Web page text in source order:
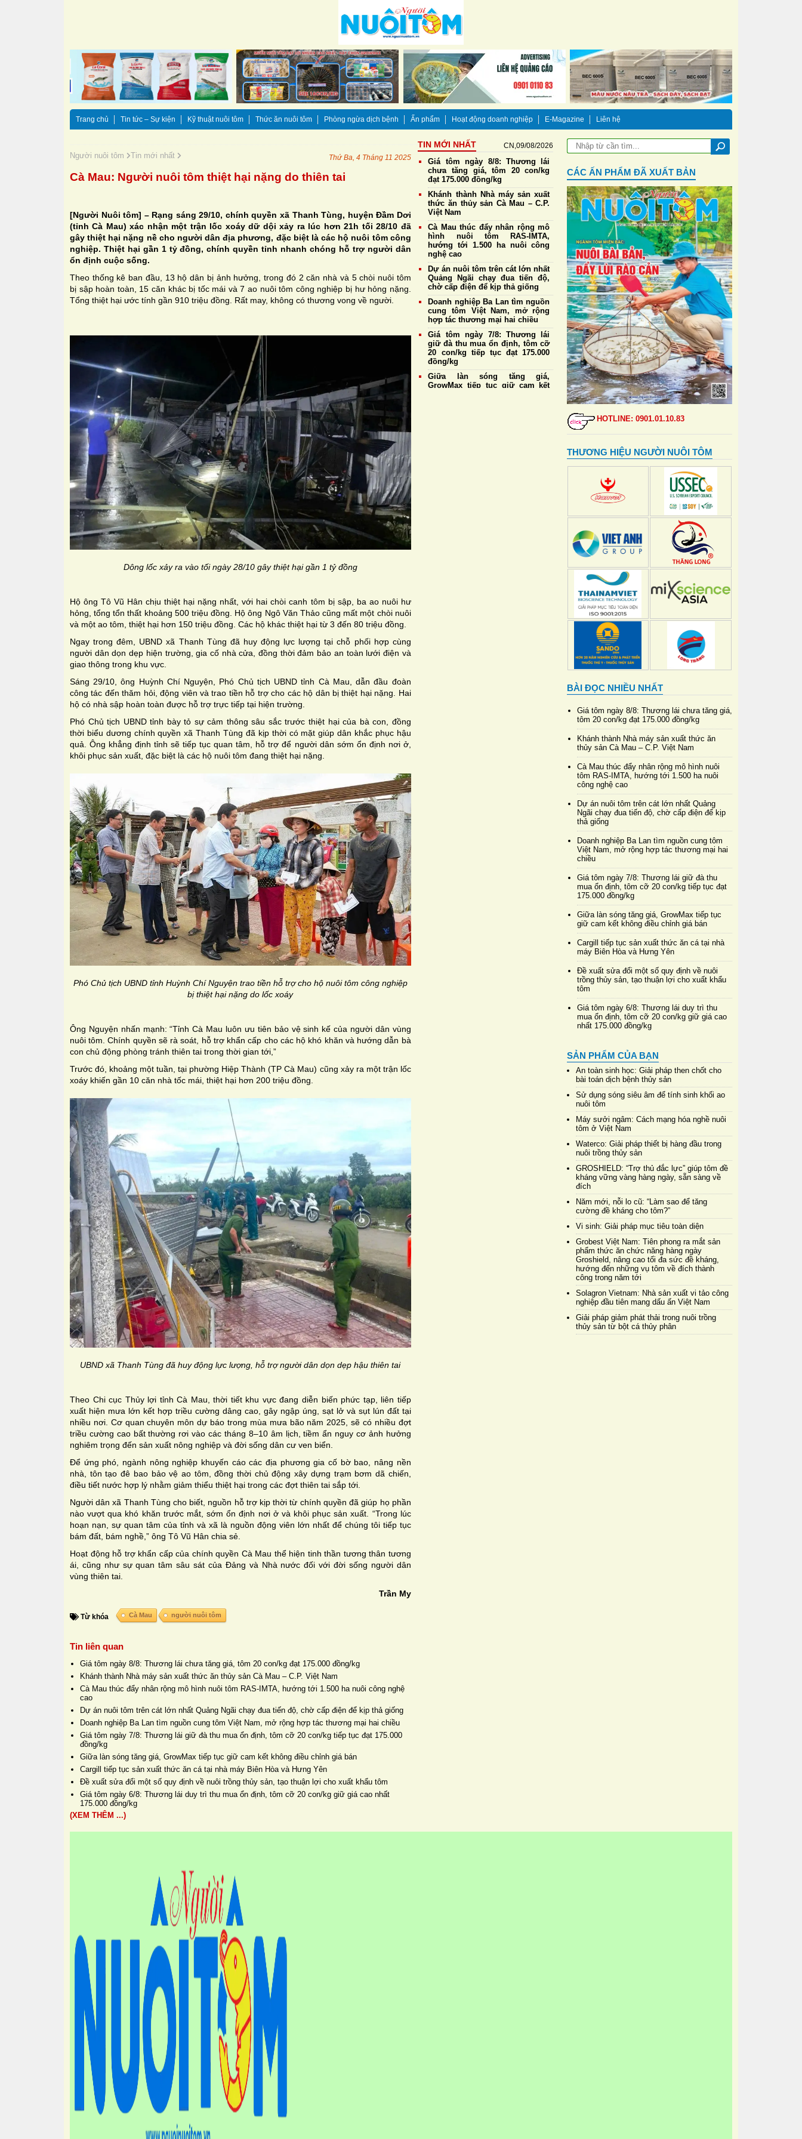
Trang chủ Tin tức – Sự kiện Kỹ thuật nuôi tôm Thức ăn nuôi tôm Phòng ngừa dịch bệnh Ấn phẩm Hoạt động doanh nghiệp E-Magazine Liên hệ
Người nuôi tôm Tin mới nhất Thứ Ba, 4 Tháng 11 2025
Cà Mau: Người nuôi tôm thiệt hại nặng do thiên tai
[Người Nuôi tôm] – Rạng sáng 29/10, chính quyền xã Thanh Tùng, huyện Đầm Dơi
(tỉnh Cà Mau) xác nhận một trận lốc xoáy dữ dội xảy ra lúc hơn 21h tối 28/10 đã
gây thiệt hại nặng nề cho người dân địa phương, đặc biệt là các hộ nuôi tôm công
nghiệp. Thiệt hại gần 1 tỷ đồng, chính quyền tỉnh nhanh chóng hỗ trợ người dân
ổn định cuộc sống.
Theo thống kê ban đầu, 13 hộ dân bị ảnh hưởng, trong đó 2 căn nhà và 5 chòi nuôi tôm
bị sập hoàn toàn, 15 căn khác bị tốc mái và 7 ao nuôi tôm công nghiệp bị hư hỏng nặng.
Tổng thiệt hại ước tính gần 910 triệu đồng. Rất may, không có thương vong về người.
Dông lốc xảy ra vào tối ngày 28/10 gây thiệt hại gần 1 tỷ đồng
Hộ ông Tô Vũ Hân chịu thiệt hại nặng nhất, với hai chòi canh tôm bị sập, ba ao nuôi hư
hỏng, tổng tổn thất khoảng 500 triệu đồng. Hộ ông Ngô Văn Thảo cũng mất một chòi nuôi
và một ao tôm, thiệt hại hơn 150 triệu đồng. Các hộ khác thiệt hại từ 3 đến 80 triệu đồng.
Ngay trong đêm, UBND xã Thanh Tùng đã huy động lực lượng tại chỗ phối hợp cùng
người dân dọn dẹp hiện trường, gia cố nhà cửa, đồng thời đảm bảo an toàn lưới điện và
giao thông trong khu vực.
Sáng 29/10, ông Huỳnh Chí Nguyện, Phó Chủ tịch UBND tỉnh Cà Mau, dẫn đầu đoàn
công tác đến thăm hỏi, động viên và trao tiền hỗ trợ cho các hộ dân bị thiệt hại nặng. Hai
hộ có nhà sập hoàn toàn được hỗ trợ trực tiếp tại hiện trường.
Phó Chủ tịch UBND tỉnh bày tỏ sự cảm thông sâu sắc trước thiệt hại của bà con, đồng
thời biểu dương chính quyền xã Thanh Tùng đã kịp thời có mặt giúp dân khắc phục hậu
quả. Ông khẳng định tỉnh sẽ tiếp tục quan tâm, hỗ trợ để người dân sớm ổn định nơi ở,
khôi phục sản xuất, đặc biệt là các hộ nuôi tôm đang thiệt hại nặng.
Phó Chủ tịch UBND tỉnh Huỳnh Chí Nguyện trao tiền hỗ trợ cho hộ nuôi tôm công nghiệp
bị thiệt hại nặng do lốc xoáy
Ông Nguyện nhấn mạnh: “Tỉnh Cà Mau luôn ưu tiên bảo vệ sinh kế của người dân vùng
nuôi tôm. Chính quyền sẽ rà soát, hỗ trợ khẩn cấp cho các hộ khó khăn và hướng dẫn bà
con chủ động phòng tránh thiên tai trong thời gian tới,”
Trước đó, khoảng một tuần, tại phường Hiệp Thành (TP Cà Mau) cũng xảy ra một trận lốc
xoáy khiến gần 10 căn nhà tốc mái, thiệt hại hơn 200 triệu đồng.
UBND xã Thanh Tùng đã huy động lực lượng, hỗ trợ người dân dọn dẹp hậu thiên tai
Theo Chi cục Thủy lợi tỉnh Cà Mau, thời tiết khu vực đang diễn biến phức tạp, liên tiếp
xuất hiện mưa lớn kết hợp triều cường dâng cao, gây ngập úng, sạt lở và sụt lún đất tại
nhiều nơi. Cơ quan chuyên môn dự báo trong mùa mưa bão năm 2025, sẽ có nhiều đợt
triều cường cao bất thường rơi vào các tháng 8–10 âm lịch, tiềm ẩn nguy cơ ảnh hưởng
nghiêm trọng đến sản xuất nông nghiệp và đời sống dân cư ven biển.
Để ứng phó, ngành nông nghiệp khuyến cáo các địa phương gia cố bờ bao, nâng nền
nhà, tôn tạo đê bao bảo vệ ao tôm, đồng thời chủ động xây dựng trạm bơm dã chiến,
điều tiết nước hợp lý nhằm giảm thiểu thiệt hại trong các đợt thiên tai sắp tới.
Người dân xã Thanh Tùng cho biết, nguồn hỗ trợ kịp thời từ chính quyền đã giúp họ phần
nào vượt qua khó khăn trước mắt, sớm ổn định nơi ở và khôi phục sản xuất. “Trong lúc
hoạn nạn, sự quan tâm của tỉnh và xã là nguồn động viên lớn nhất để chúng tôi tiếp tục
bám đất, bám nghề,” ông Tô Vũ Hân chia sẻ.
Hoạt động hỗ trợ khẩn cấp của chính quyền Cà Mau thể hiện tinh thần tương thân tương
ái, cũng như sự quan tâm sâu sát của Đảng và Nhà nước đối với đời sống người dân
vùng thiên tai.
Trần My
Từ khóa Cà Mau người nuôi tôm
Tin liên quan
Giá tôm ngày 8/8: Thương lái chưa tăng giá, tôm 20 con/kg đạt 175.000 đồng/kg
Khánh thành Nhà máy sản xuất thức ăn thủy sản Cà Mau – C.P. Việt Nam
Cà Mau thúc đẩy nhân rộng mô hình nuôi tôm RAS-IMTA, hướng tới 1.500 ha nuôi công nghệ
cao
Dự án nuôi tôm trên cát lớn nhất Quảng Ngãi chạy đua tiến độ, chờ cấp điện để kịp thả giống
Doanh nghiệp Ba Lan tìm nguồn cung tôm Việt Nam, mở rộng hợp tác thương mại hai chiều
Giá tôm ngày 7/8: Thương lái giữ đà thu mua ổn định, tôm cỡ 20 con/kg tiếp tục đạt 175.000
đồng/kg
Giữa làn sóng tăng giá, GrowMax tiếp tục giữ cam kết không điều chỉnh giá bán
Cargill tiếp tục sản xuất thức ăn cá tại nhà máy Biên Hòa và Hưng Yên
Đề xuất sửa đổi một số quy định về nuôi trồng thủy sản, tạo thuận lợi cho xuất khẩu tôm
Giá tôm ngày 6/8: Thương lái duy trì thu mua ổn định, tôm cỡ 20 con/kg giữ giá cao nhất
175.000 đồng/kg
(XEM THÊM ...)
TIN MỚI NHẤT CN,09/08/2026
Giá tôm ngày 8/8: Thương lái
chưa tăng giá, tôm 20 con/kg
đạt 175.000 đồng/kg
Khánh thành Nhà máy sản xuất
thức ăn thủy sản Cà Mau – C.P.
Việt Nam
Cà Mau thúc đẩy nhân rộng mô
hình nuôi tôm RAS-IMTA,
hướng tới 1.500 ha nuôi công
nghệ cao
Dự án nuôi tôm trên cát lớn nhất
Quảng Ngãi chạy đua tiến độ,
chờ cấp điện để kịp thả giống
Doanh nghiệp Ba Lan tìm nguồn
cung tôm Việt Nam, mở rộng
hợp tác thương mại hai chiều
Giá tôm ngày 7/8: Thương lái
giữ đà thu mua ổn định, tôm cỡ
20 con/kg tiếp tục đạt 175.000
đồng/kg
Giữa làn sóng tăng giá,
GrowMax tiếp tục giữ cam kết
CÁC ẤN PHẨM ĐÃ XUẤT BẢN
HOTLINE: 0901.01.10.83
THƯƠNG HIỆU NGƯỜI NUÔI TÔM
BÀI ĐỌC NHIỀU NHẤT
Giá tôm ngày 8/8: Thương lái chưa tăng giá,
tôm 20 con/kg đạt 175.000 đồng/kg
Khánh thành Nhà máy sản xuất thức ăn
thủy sản Cà Mau – C.P. Việt Nam
Cà Mau thúc đẩy nhân rộng mô hình nuôi
tôm RAS-IMTA, hướng tới 1.500 ha nuôi
công nghệ cao
Dự án nuôi tôm trên cát lớn nhất Quảng
Ngãi chạy đua tiến độ, chờ cấp điện để kịp
thả giống
Doanh nghiệp Ba Lan tìm nguồn cung tôm
Việt Nam, mở rộng hợp tác thương mại hai
chiều
Giá tôm ngày 7/8: Thương lái giữ đà thu
mua ổn định, tôm cỡ 20 con/kg tiếp tục đạt
175.000 đồng/kg
Giữa làn sóng tăng giá, GrowMax tiếp tục
giữ cam kết không điều chỉnh giá bán
Cargill tiếp tục sản xuất thức ăn cá tại nhà
máy Biên Hòa và Hưng Yên
Đề xuất sửa đổi một số quy định về nuôi
trồng thủy sản, tạo thuận lợi cho xuất khẩu
tôm
Giá tôm ngày 6/8: Thương lái duy trì thu
mua ổn định, tôm cỡ 20 con/kg giữ giá cao
nhất 175.000 đồng/kg
SẢN PHẨM CỦA BẠN
An toàn sinh học: Giải pháp then chốt cho
bài toán dịch bệnh thủy sản
Sử dụng sóng siêu âm để tính sinh khối ao
nuôi tôm
Máy sưởi ngâm: Cách mạng hóa nghề nuôi
tôm ở Việt Nam
Waterco: Giải pháp thiết bị hàng đầu trong
nuôi trồng thủy sản
GROSHIELD: “Trợ thủ đắc lực” giúp tôm đề
kháng vững vàng hàng ngày, sẵn sàng về
đích
Năm mới, nỗi lo cũ: “Làm sao để tăng
cường đề kháng cho tôm?”
Vi sinh: Giải pháp mục tiêu toàn diện
Grobest Việt Nam: Tiên phong ra mắt sản
phẩm thức ăn chức năng hàng ngày
Groshield, nâng cao tối đa sức đề kháng,
hướng đến những vụ tôm về đích thành
công trong năm tới
Solagron Vietnam: Nhà sản xuất vi tảo công
nghiệp đầu tiên mang dấu ấn Việt Nam
Giải pháp giảm phát thải trong nuôi trồng
thủy sản từ bột cá thủy phân